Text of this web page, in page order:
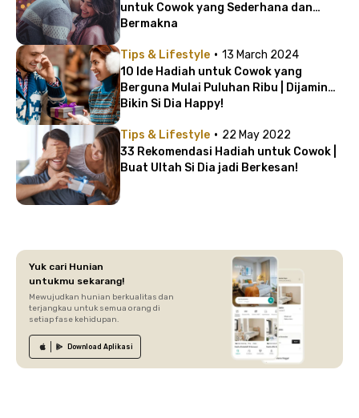
untuk Cowok yang Sederhana dan
Bermakna
Tips & Lifestyle · 13 March 2024
10 Ide Hadiah untuk Cowok yang
Berguna Mulai Puluhan Ribu | Dijamin
Bikin Si Dia Happy!
Tips & Lifestyle · 22 May 2022
33 Rekomendasi Hadiah untuk Cowok |
Buat Ultah Si Dia jadi Berkesan!
Yuk cari Hunian
untukmu sekarang!
Mewujudkan hunian berkualitas dan
terjangkau untuk semua orang di
setiap fase kehidupan.
Download Aplikasi